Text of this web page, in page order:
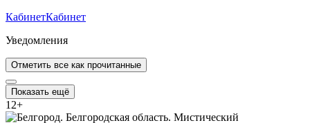
КабинетКабинет
Уведомления
Отметить все как прочитанные
Показать ещё
12+